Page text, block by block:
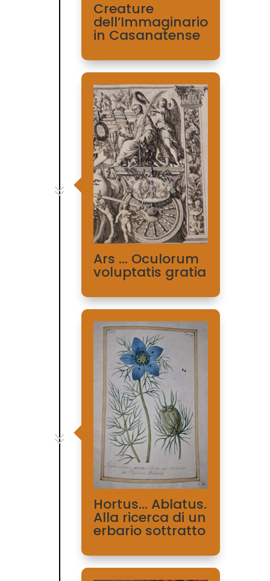
Creature
dell’Immaginario
in Casanatense
7
Ars … Oculorum
voluptatis gratia
7
Hortus… Ablatus.
Alla ricerca di un
erbario sottratto